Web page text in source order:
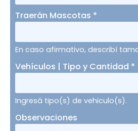
Traerán Mascotas *
En caso afirmativo, describí
Vehículos | Tipo y Cantidad *
Ingresá tipo(s) de vehiculo(s).
Observaciones